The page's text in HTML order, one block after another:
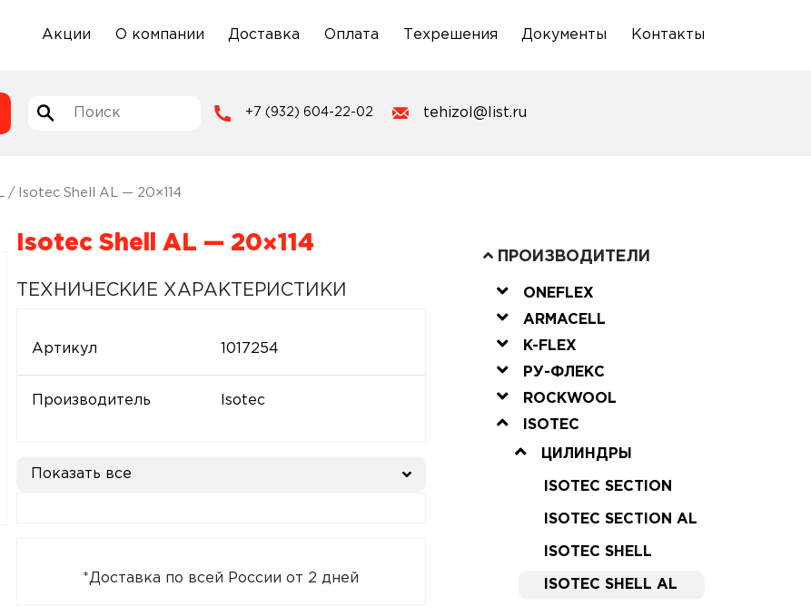
Акции О компании Доставка Оплата Техрешения Документы Контакты
+7 (932) 604-22-02 tehizol@list.ru
/ Isotec Shell AL — 20×114
Isotec Shell AL — 20×114
ТЕХНИЧЕСКИЕ ХАРАКТЕРИСТИКИ
Артикул 1017254
Производитель Isotec
Показать все
*Доставка по всей России от 2 дней
ПРОИЗВОДИТЕЛИ
ONEFLEX
ARMACELL
K-FLEX
РУ-ФЛЕКС
ROCKWOOL
ISOTEC
ЦИЛИНДРЫ
ISOTEC SECTION
ISOTEC SECTION AL
ISOTEC SHELL
ISOTEC SHELL AL